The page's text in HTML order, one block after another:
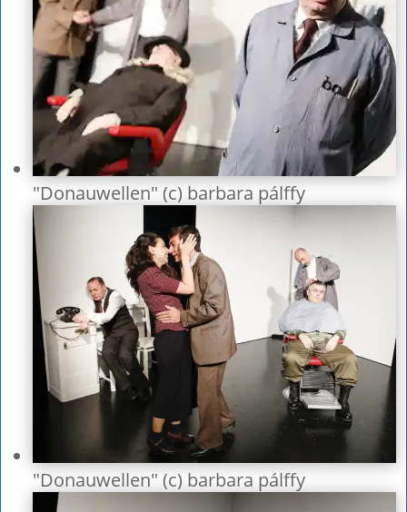
"Donauwellen" (c) barbara pálffy
"Donauwellen" (c) barbara pálffy